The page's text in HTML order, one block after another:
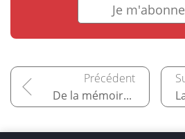
Je m'abonne
De la mémoire pour les programmes